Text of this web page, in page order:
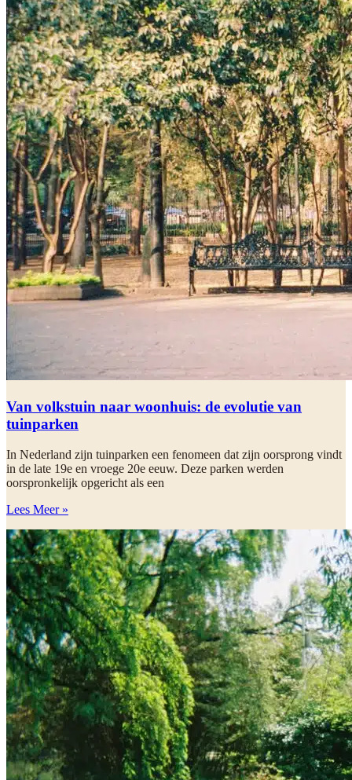
Van volkstuin naar woonhuis: de evolutie van
tuinparken
In Nederland zijn tuinparken een fenomeen dat zijn oorsprong vindt
in de late 19e en vroege 20e eeuw. Deze parken werden
oorspronkelijk opgericht als een
Lees Meer »